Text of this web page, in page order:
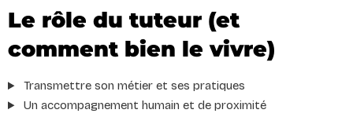
Le rôle du tuteur (et
comment bien le vivre)
Transmettre son métier et ses pratiques
Un accompagnement humain et de proximité